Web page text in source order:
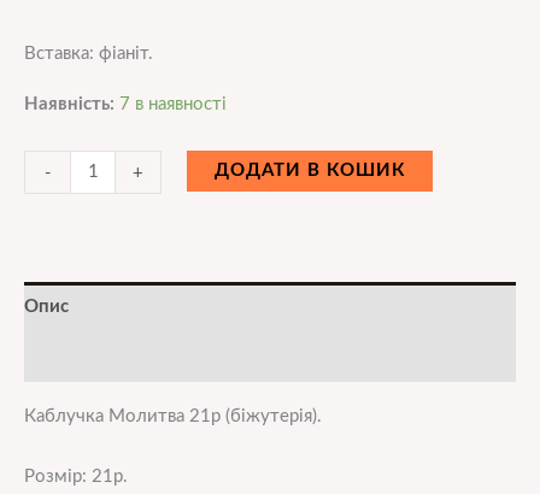
Вставка: фіаніт.
Наявність: 7 в наявності
- + ДОДАТИ В КОШИК
Опис
Каблучка Молитва 21р (біжутерія).
Розмір: 21р.